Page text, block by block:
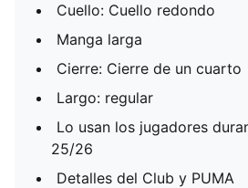
Cuello: Cuello redondo
Manga larga
Cierre: Cierre de un cuarto
Largo: regular
Lo usan los jugadores
25/26
Detalles del Club y PUMA